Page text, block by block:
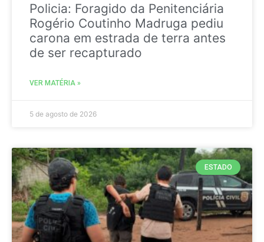
Policia: Foragido da Penitenciária
Rogério Coutinho Madruga pediu
carona em estrada de terra antes
de ser recapturado
VER MATÉRIA »
5 de agosto de 2026
ESTADO